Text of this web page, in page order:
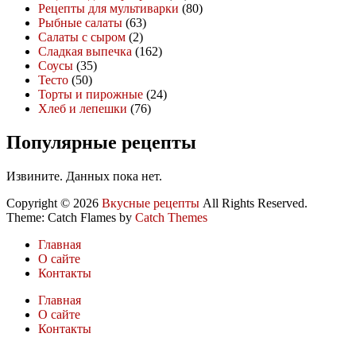
Рецепты для мультиварки (80)
Рыбные салаты (63)
Салаты с сыром (2)
Сладкая выпечка (162)
Соусы (35)
Тесто (50)
Торты и пирожные (24)
Хлеб и лепешки (76)
Популярные рецепты
Извините. Данных пока нет.
Copyright © 2026 Вкусные рецепты All Rights Reserved.
Theme: Catch Flames by Catch Themes
Главная
О сайте
Контакты
Главная
О сайте
Контакты